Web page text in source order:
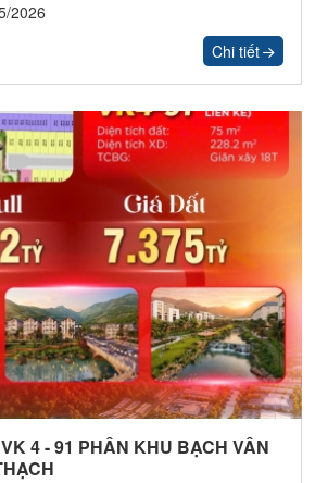
2026
Chi tiết
4 - 91 PHÂN KHU BẠCH VÂN